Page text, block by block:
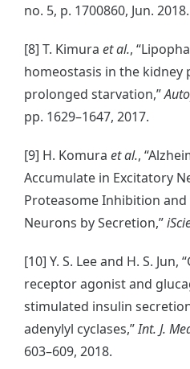
no. 5, p. 1700860, Jun. 2018.
[8] T. Kimura et al.,
homeostasis in the
prolonged starvation,”
pp. 1629–1647, 2017.
[9] H. Komura et al.,
Accumulate in Excitatory
Proteasome Inhibition and
Neurons by Secretion,”
[10] Y. S. Lee and H. S.
receptor agonist and
stimulated insulin
adenylyl cyclases,”Int. J.
603–609, 2018.